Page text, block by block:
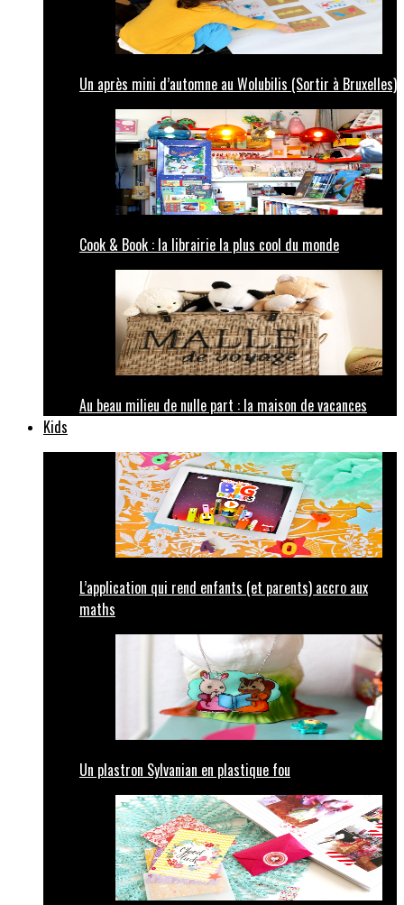
Un après mini d’automne au Wolubilis (Sortir à Bruxelles)
Cook & Book : la librairie la plus cool du monde
Au beau milieu de nulle part : la maison de vacances
Kids
L’application qui rend enfants (et parents) accro aux
maths
Un plastron Sylvanian en plastique fou